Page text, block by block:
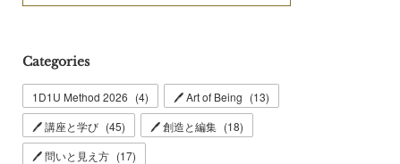
Categories
1D1U Method 2026 (4) 🖊 Art of Being (13)
🖊 講座と学び (45) 🖊 創造と編集 (18)
🖊 問いと見え方 (17)